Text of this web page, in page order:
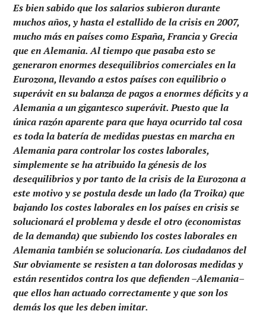
Es bien sabido que los salarios subieron durante
muchos años, y hasta el estallido de la crisis en 2007,
mucho más en países como España, Francia y Grecia
que en Alemania. Al tiempo que pasaba esto se
generaron enormes desequilibrios comerciales en la
Eurozona, llevando a estos países con equilibrio o
superávit en su balanza de pagos a enormes déficits y a
Alemania a un gigantesco superávit. Puesto que la
única razón aparente para que haya ocurrido tal cosa
es toda la batería de medidas puestas en marcha en
Alemania para controlar los costes laborales,
simplemente se ha atribuido la génesis de los
desequilibrios y por tanto de la crisis de la Eurozona a
este motivo y se postula desde un lado (la Troika) que
bajando los costes laborales en los países en crisis se
solucionará el problema y desde el otro (economistas
de la demanda) que subiendo los costes laborales en
Alemania también se solucionaría. Los ciudadanos del
Sur obviamente se resisten a tan dolorosas medidas y
están resentidos contra los que defienden –Alemania–
que ellos han actuado correctamente y que son los
demás los que les deben imitar.